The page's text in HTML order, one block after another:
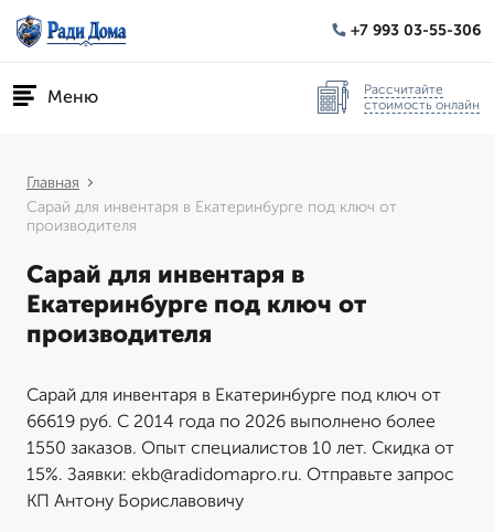
+7 993 03-55-306
Меню
Рассчитайте
стоимость онлайн
Главная
Сарай для инвентаря в Екатеринбурге под ключ от
производителя
Сарай для инвентаря в
Екатеринбурге под ключ от
производителя
Сарай для инвентаря в Екатеринбурге под ключ от
66619 руб. С 2014 года по 2026 выполнено более
1550 заказов. Опыт специалистов 10 лет. Скидка от
15%. Заявки: ekb@radidomapro.ru. Отправьте запрос
КП Антону Бориславовичу